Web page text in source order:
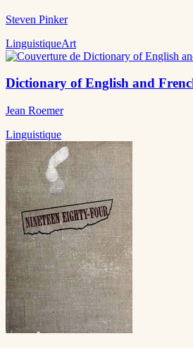
Steven Pinker
LinguistiqueArt
Dictionary of English and
Jean Roemer
Linguistique